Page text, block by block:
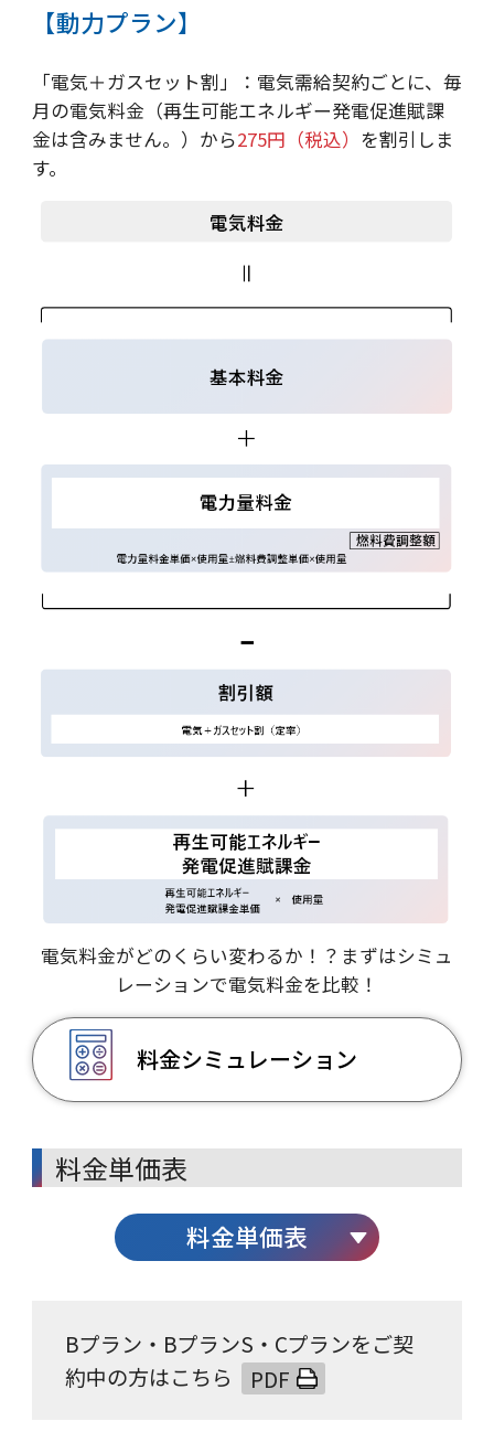
【動力プラン】
「電気＋ガスセット割」：電気需給契約ごとに、毎
月の電気料金（再生可能エネルギー発電促進賦課
金は含みません。）から275円（税込） を割引しま
す。
電気料金がどのくらい変わるか！？まずはシミュ
レーションで電気料金を比較！
料金シミュレーション
料金単価表
料金単価表
Bプラン・BプランS・Cプランをご契
約中の方はこちら